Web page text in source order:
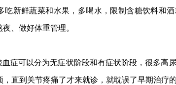
吃新鲜蔬菜和水果，多喝水，限制含糖饮料和
、做好体重管理。
症可以分为无症状阶段和有症状阶段，很多高
直到关节疼痛了才来就诊，就耽误了早期治疗